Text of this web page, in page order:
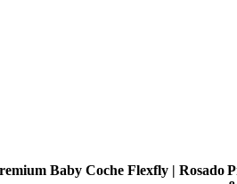
Premium Baby Coche Flexfly | Negro